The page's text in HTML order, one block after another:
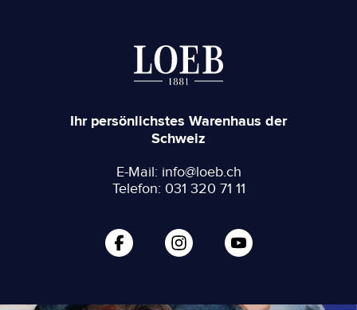
Ihr persönlichstes Warenhaus der
Schweiz
E-Mail: info@loeb.ch
Telefon: 031 320 71 11